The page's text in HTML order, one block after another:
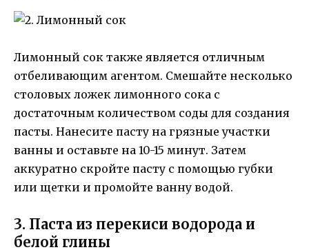
Лимонный сок также является отличным
отбеливающим агентом. Смешайте несколько
столовых ложек лимонного сока с
достаточным количеством соды для создания
пасты. Нанесите пасту на грязные участки
ванны и оставьте на 10-15 минут. Затем
аккуратно скройте пасту с помощью губки
или щетки и промойте ванну водой.
3. Паста из перекиси водорода и
белой глины